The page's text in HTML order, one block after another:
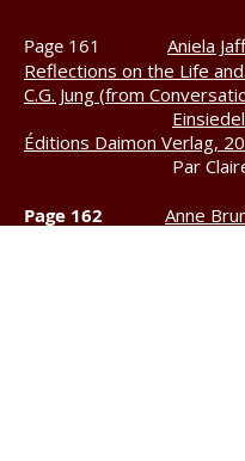
Page 161
Aniela
Reflections on the Life
C.G. Jung (from
Éditions Daimon Verlag,
Par
Page 162 Anne